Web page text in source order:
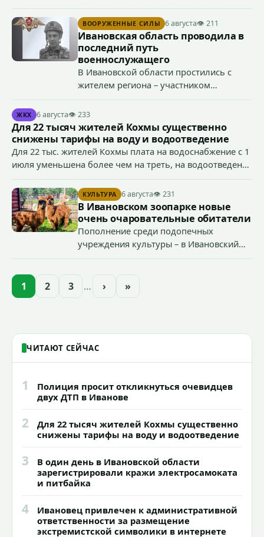
демонстрирование символики экстремистской
организации, если эти действия не содержат признаков
уголовно наказуемого деяния) за размещение
экстремистской символики в сети Интернет.
ВООРУЖЕННЫЕ СИЛЫ 6 августа👁 211
Ивановская область проводила в
последний путь
военнослужащего
В Ивановской области простились с
жителем региона – участником
Антоном Тумановым.
ЖКХ 6 августа👁 233
Для 22 тысяч жителей Кохмы существенно
снижены тарифы на воду и водоотведение
Для 22 тыс. жителей Кохмы плата на водоснабжение с 1
июля уменьшена более чем на треть, на водоотведение
началу работы в городе областного предприятия
«Водоканал.
КУЛЬТУРА 6 августа👁 231
В Ивановском зоопарке новые
очень очаровательные обитатели
Пополнение среди подопечных
учреждения культуры – в Ивановский
областей (самцу - 6 месяцев, самочке —
1 2 3 … › »
ЧИТАЮТ СЕЙЧАС
1
Полиция просит откликнуться очевидцев
двух ДТП в Иванове
2
Для 22 тысяч жителей Кохмы существенно
снижены тарифы на воду и водоотведение
3
В один день в Ивановской области
зарегистрировали кражи электросамоката
и питбайка
4
Ивановец привлечен к административной
ответственности за размещение
экстремистской символики в интернете